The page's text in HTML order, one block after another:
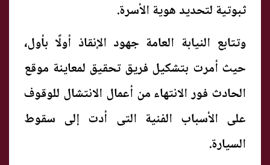
ثبوتية لتحديد هوية الأسرة.
وتتابع النيابة العامة جهود الإنقاذ أولًا بأول،
حيث أمرت بتشكيل فريق تحقيق لمعاينة موقع
الحادث فور الانتهاء من أعمال الانتشال للوقوف
على الأسباب الفنية التى أدت إلى سقوط
السيارة.